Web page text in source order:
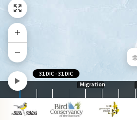
Migration
31 DIC -31 DIC